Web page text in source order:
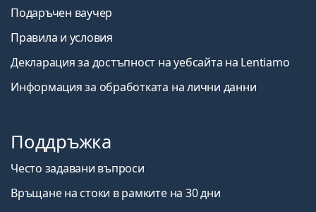
Подаръчен ваучер
Правила и условия
Декларация за достъпност на уебсайта на Lentiamo
Информация за обработката на лични данни
Поддръжка
Често задавани въпроси
Връщане на стоки в рамките на 30 дни